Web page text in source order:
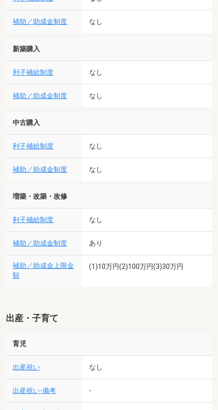
補助／助成金制度 なし
新築購入
利子補給制度 なし
補助／助成金制度 なし
中古購入
利子補給制度 なし
補助／助成金制度 なし
増築・改築・改修
利子補給制度 なし
補助／助成金制度 あり
補助／助成金上限金
額
(1)10万円(2)100万円(3)30万円
出産・子育て
育児
出産祝い なし
出産祝い-備考 -